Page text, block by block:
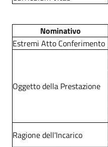
Nominativo
Estremi Atto Conferimento
Oggetto della Prestazione
Ragione dell'Incarico